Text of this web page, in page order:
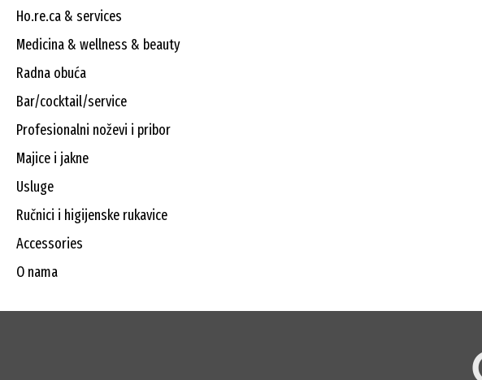
ho.re.ca & services
medicina & wellness & beauty
radna obuća
bar/cocktail/service
profesionalni noževi i pribor
majice i jakne
usluge
ručnici i higijenske rukavice
accessories
o nama